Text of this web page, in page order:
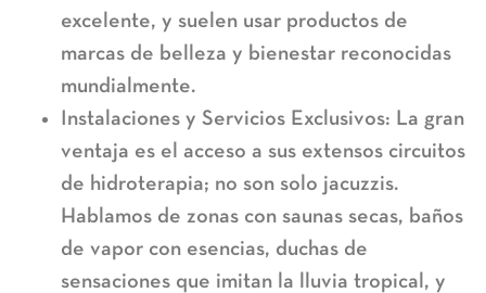
excelente, y suelen usar productos de
marcas de belleza y bienestar reconocidas
mundialmente.
Instalaciones y Servicios Exclusivos: La gran
ventaja es el acceso a sus extensos circuitos
de hidroterapia; no son solo jacuzzis.
Hablamos de zonas con saunas secas, baños
de vapor con esencias, duchas de
sensaciones que imitan la lluvia tropical, y